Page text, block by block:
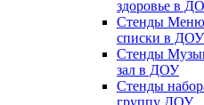
здоровье в
Стенды
списки в ДОУ
Стенды
зал в ДОУ
Стенды
группу ДОУ